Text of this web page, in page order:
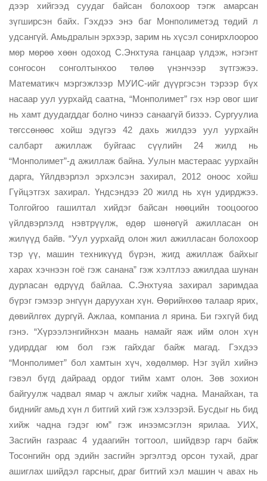
дээр хийгээд суудаг байсан болохоор тэгж амарсан
зүгширсэн байх. Гэхдээ энэ баг Монполиметэд төдий л
удсангүй. Амьдралын эрхээр, зарим нь хүсэл сонирхлоороо
мөр мөрөө хөөн одоход С.Энхтуяа ганцаар үлдэж, нэгэнт
сонгосон сонголтынхоо төлөө үнэнчээр зүтгэжээ.
Математикч мэргэжлээр МУИС-ийг дүүргэсэн тэрээр бүх
насаар уул уурхайд саатна, “Монполимет” гэх нэр овог шиг
нь хамт дуудагддаг болно чинээ санаагүй бизээ. Сургуулиа
төгссөнөөс хойш эдүгээ 42 дахь жилдээ уул уурхайн
салбарт ажиллаж буйгаас сүүлийн 24 жилд нь
“Монполимет”-д ажиллаж байна. Уулын мастераас уурхайн
дарга, Үйлдвэрлэл эрхэлсэн захирал, 2012 оноос хойш
Гүйцэтгэх захирал. Үндсэндээ 20 жилд нь хүн удирджээ.
Толгойгоо гашилтал хийдэг байсан нөөцийн тооцоогоо
үйлдвэрлэлд нэвтрүүлж, өдөр шөнөгүй ажилласан он
жилүүд байв. “Уул уурхайд олон жил ажилласан болохоор
тэр үү, машин техникүүд бүрэн, жигд ажиллаж байхыг
харах хэчнээн гоё гэж санана” гэж хэлтлээ ажилдаа шунан
дурласан өдрүүд байлаа. С.Энхтуяа захирал заримдаа
бүрэг гэмээр энгүүн даруухан хүн. Өөрийнхөө талаар ярих,
дөвийлгөх дургүй. Ажлаа, компаниа л ярина. Би гэхгүй бид
гэнэ. “Хүрээлэнгийнхэн маань намайг яаж ийм олон хүн
удирддаг юм бол гэж гайхдаг байж магад. Гэхдээ
“Монполимет” бол хамтын хүч, хөдөлмөр. Нэг зүйл хийнэ
гэвэл бүгд дайраад ордог тийм хамт олон. Зөв зохион
байгуулж чадвал ямар ч ажлыг хийж чадна. Манайхан, та
биднийг амьд хүн л битгий хий гэж хэлээрэй. Бусдыг нь бид
хийж чадна гэдэг юм” гэж инээмсэглэн ярилаа. УИХ,
Засгийн газраас 4 удаагийн тогтоол, шийдвэр гарч байж
Тосонгийн орд эдийн засгийн эргэлтэд орсон тухай, драг
ашиглах шийдэл гарсныг, драг битгий хэл машин ч авах нь